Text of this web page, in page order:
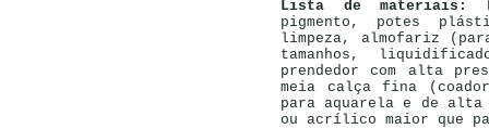
Lista de materiais:
pigmento, potes
limpeza, almofariz
tamanhos,
prendedor com alta
meia calça fina
para aquarela e de alta
ou acrílico maior que